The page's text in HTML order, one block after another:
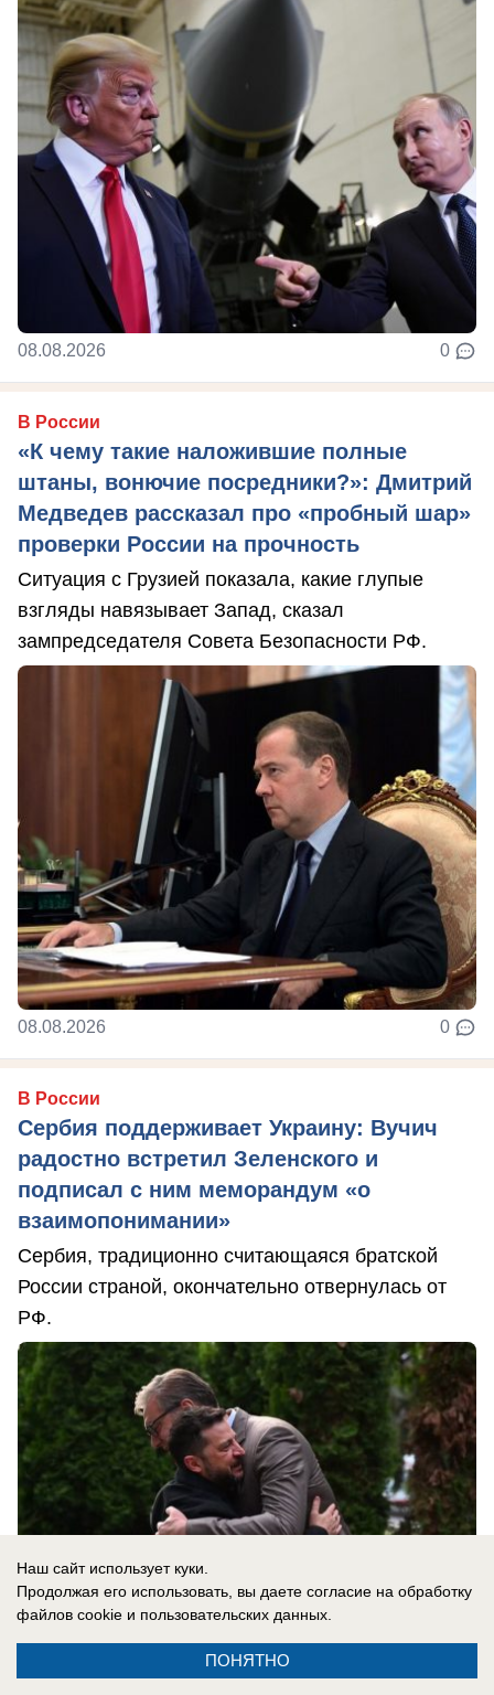
08.08.2026 0
В России
«К чему такие наложившие полные
штаны, вонючие посредники?»: Дмитрий
Медведев рассказал про «пробный шар»
проверки России на прочность
Ситуация с Грузией показала, какие глупые
взгляды навязывает Запад, сказал
зампредседателя Совета Безопасности РФ.
08.08.2026 0
В России
Сербия поддерживает Украину: Вучич
радостно встретил Зеленского и
подписал с ним меморандум «о
взаимопонимании»
Сербия, традиционно считающаяся братской
России страной, окончательно отвернулась от
РФ.
Наш сайт использует куки.
Продолжая его использовать, вы даете согласие на обработку
файлов cookie и пользовательских данных.
ПОНЯТНО